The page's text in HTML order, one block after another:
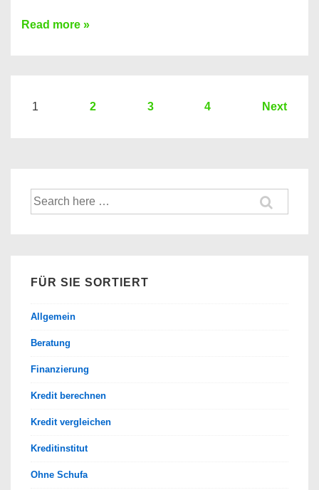
Brauchen
Summe
Euro
Read more »
Seitennummerierung
1 2 3 4 Next
Suche
nach:
FÜR SIE SORTIERT
Allgemein
Beratung
Finanzierung
Kredit berechnen
Kredit vergleichen
Kreditinstitut
Ohne Schufa